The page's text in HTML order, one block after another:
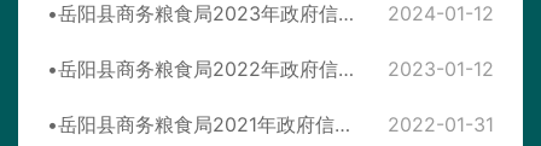
岳阳县商务粮食局2023年政府信息公开工作年度报告 2024-01-12
岳阳县商务粮食局2022年政府信息公开工作年度报告 2023-01-12
岳阳县商务粮食局2021年政府信息公开工作年度报告 2022-01-31